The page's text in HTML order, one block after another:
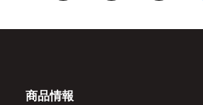
商品情報